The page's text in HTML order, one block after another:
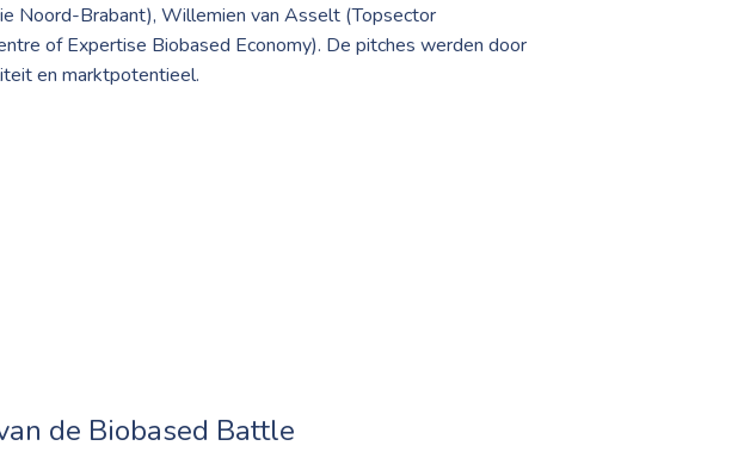
Noord-Brabant), Willemien van Asselt (Topsector
of Expertise Biobased Economy). De pitches werden door
en marktpotentieel.
de Biobased Battle